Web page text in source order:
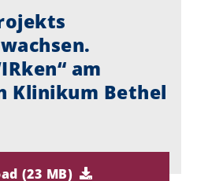
am
Klinikum Bethel
(23 MB)